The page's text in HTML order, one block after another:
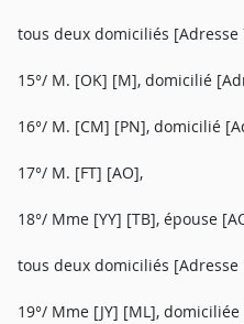
tous deux domiciliés [Adresse
15°/ M. [OK] [M], domicilié
16°/ M. [CM] [PN], domicilié
17°/ M. [FT] [AO],
18°/ Mme [YY] [TB], épouse
tous deux domiciliés [Adresse
19°/ Mme [JY] [ML],